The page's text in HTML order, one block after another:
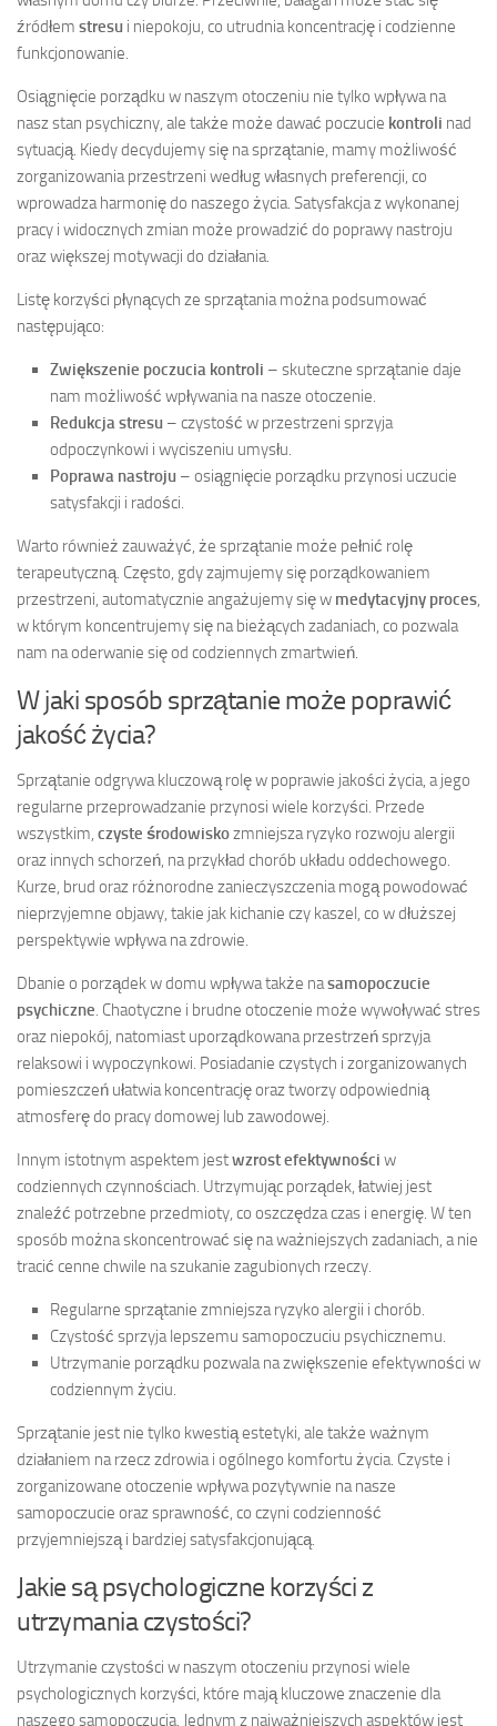
źródłem stresu i niepokoju, co utrudnia koncentrację i codzienne
funkcjonowanie.
Osiągnięcie porządku w naszym otoczeniu nie tylko wpływa na
nasz stan psychiczny, ale także może dawać poczucie kontroli nad
sytuacją. Kiedy decydujemy się na sprzątanie, mamy możliwość
zorganizowania przestrzeni według własnych preferencji, co
wprowadza harmonię do naszego życia. Satysfakcja z wykonanej
pracy i widocznych zmian może prowadzić do poprawy nastroju
oraz większej motywacji do działania.
Listę korzyści płynących ze sprzątania można podsumować
następująco:
Zwiększenie poczucia kontroli – skuteczne sprzątanie daje
nam możliwość wpływania na nasze otoczenie.
Redukcja stresu – czystość w przestrzeni sprzyja
odpoczynkowi i wyciszeniu umysłu.
Poprawa nastroju – osiągnięcie porządku przynosi uczucie
satysfakcji i radości.
Warto również zauważyć, że sprzątanie może pełnić rolę
terapeutyczną. Często, gdy zajmujemy się porządkowaniem
przestrzeni, automatycznie angażujemy się w medytacyjny proces,
w którym koncentrujemy się na bieżących zadaniach, co pozwala
nam na oderwanie się od codziennych zmartwień.
W jaki sposób sprzątanie może poprawić
jakość życia?
Sprzątanie odgrywa kluczową rolę w poprawie jakości życia, a jego
regularne przeprowadzanie przynosi wiele korzyści. Przede
wszystkim, czyste środowiskozmniejsza ryzyko rozwoju alergii
oraz innych schorzeń, na przykład chorób układu oddechowego.
Kurze, brud oraz różnorodne zanieczyszczenia mogą powodować
nieprzyjemne objawy, takie jak kichanie czy kaszel, co w dłuższej
perspektywie wpływa na zdrowie.
Dbanie o porządek w domu wpływa także nasamopoczucie
psychiczne. Chaotyczne i brudne otoczenie może wywoływać stres
oraz niepokój, natomiast uporządkowana przestrzeń sprzyja
relaksowi i wypoczynkowi. Posiadanie czystych i zorganizowanych
pomieszczeń ułatwia koncentrację oraz tworzy odpowiednią
atmosferę do pracy domowej lub zawodowej.
Innym istotnym aspektem jestwzrost efektywności w
codziennych czynnościach. Utrzymując porządek, łatwiej jest
znaleźć potrzebne przedmioty, co oszczędza czas i energię. W ten
sposób można skoncentrować się na ważniejszych zadaniach, a nie
tracić cenne chwile na szukanie zagubionych rzeczy.
Regularne sprzątanie zmniejsza ryzyko alergii i chorób.
Czystość sprzyja lepszemu samopoczuciu psychicznemu.
Utrzymanie porządku pozwala na zwiększenie efektywności w
codziennym życiu.
Sprzątanie jest nie tylko kwestią estetyki, ale także ważnym
działaniem na rzecz zdrowia i ogólnego komfortu życia. Czyste i
zorganizowane otoczenie wpływa pozytywnie na nasze
samopoczucie oraz sprawność, co czyni codzienność
przyjemniejszą i bardziej satysfakcjonującą.
Jakie są psychologiczne korzyści z
utrzymania czystości?
Utrzymanie czystości w naszym otoczeniu przynosi wiele
psychologicznych korzyści, które mają kluczowe znaczenie dla
naszego samopoczucia. Jednym z najważniejszych aspektów jest